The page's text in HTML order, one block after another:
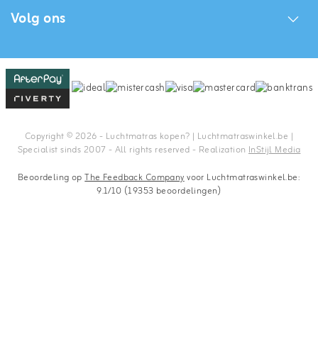
Volg ons
Copyright © 2026 - Luchtmatras kopen? | Luchtmatraswinkel.be |
Specialist sinds 2007 - All rights reserved - Realization InStijl Media
Beoordeling opThe Feedback Companyvoor Luchtmatraswinkel.be:
9.1/10 (19353 beoordelingen)